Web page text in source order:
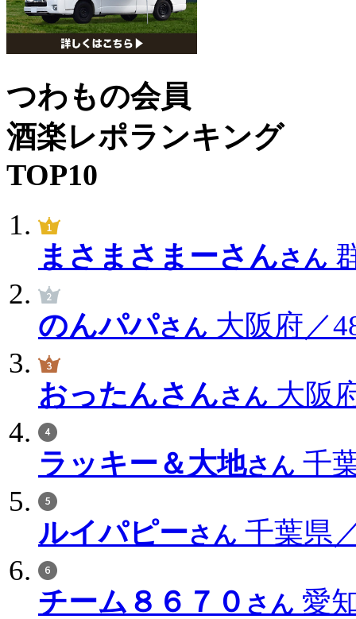
つわもの会員
酒楽レポランキング
TOP10
まさまさまーさんさん
のんパパさん 大阪府／
おったんさんさん 大阪
ラッキー＆大地さん 千
ルイパピーさん 千葉県
チーム８６７０ さん 愛